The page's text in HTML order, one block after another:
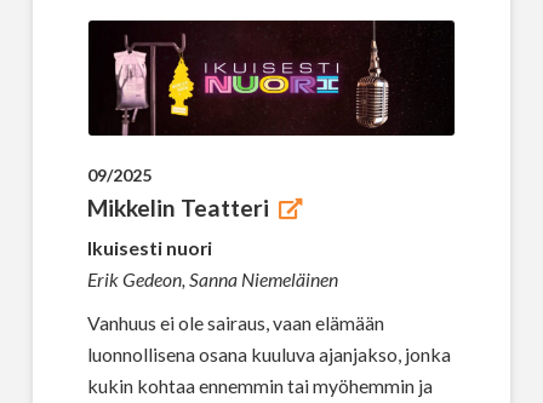
09/2025
Mikkelin Teatteri
Ikuisesti nuori
Erik Gedeon, Sanna Niemeläinen
Vanhuus ei ole sairaus, vaan elämään
luonnollisena osana kuuluva ajanjakso, jonka
kukin kohtaa ennemmin tai myöhemmin ja